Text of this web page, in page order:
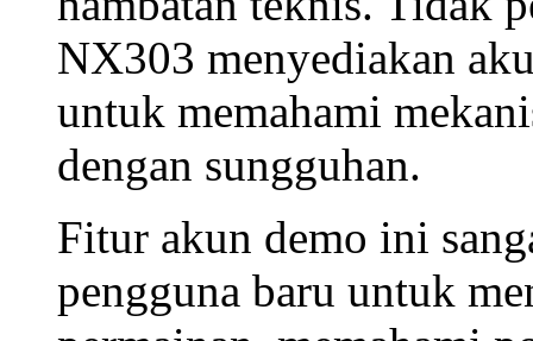
NX303 menyediakan
untuk memahami
dengan sungguhan.
Fitur akun demo ini
pengguna baru untuk